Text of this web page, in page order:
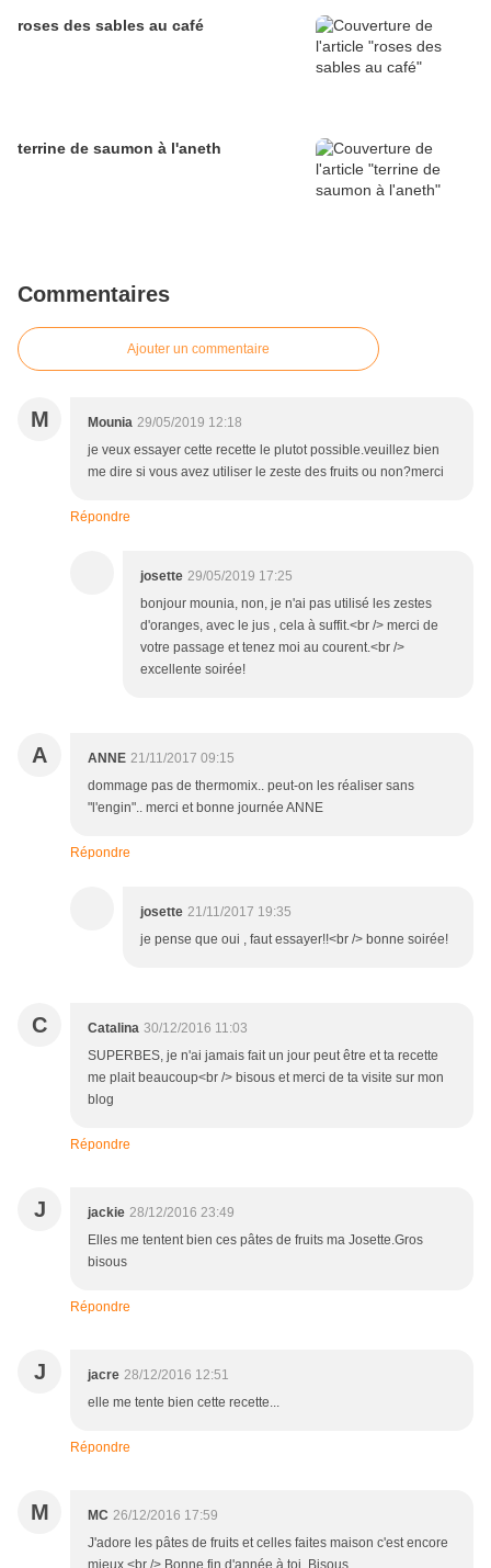
roses des sables au café
terrine de saumon à l'aneth
Commentaires
Ajouter un commentaire
M Mounia 29/05/2019 12:18
je veux essayer cette recette le plutot possible.veuillez bien
me dire si vous avez utiliser le zeste des fruits ou non?merci
Répondre
josette 29/05/2019 17:25
bonjour mounia, non, je n'ai pas utilisé les zestes
d'oranges, avec le jus , cela à suffit.<br /> merci de
votre passage et tenez moi au courent.<br />
excellente soirée!
A ANNE 21/11/2017 09:15
dommage pas de thermomix.. peut-on les réaliser sans
"l'engin".. merci et bonne journée ANNE
Répondre
josette 21/11/2017 19:35
je pense que oui , faut essayer!!<br /> bonne soirée!
C Catalina 30/12/2016 11:03
SUPERBES, je n'ai jamais fait un jour peut être et ta recette
me plait beaucoup<br /> bisous et merci de ta visite sur mon
blog
Répondre
J jackie 28/12/2016 23:49
Elles me tentent bien ces pâtes de fruits ma Josette.Gros
bisous
Répondre
J jacre 28/12/2016 12:51
elle me tente bien cette recette...
Répondre
M MC 26/12/2016 17:59
J'adore les pâtes de fruits et celles faites maison c'est encore
mieux.<br /> Bonne fin d'année à toi. Bisous